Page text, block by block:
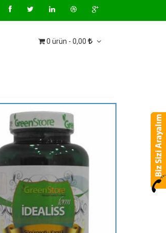
0 ürün - 0,00